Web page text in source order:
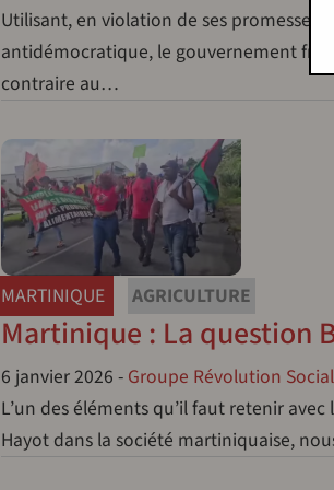
Utilisant, en violation de ses
antidémocratique, le gouvernement
contraire au…
MARTINIQUE AGRICULTURE
Martinique : La question
6 janvier 2026 - Groupe Révolution
L’un des éléments qu’il faut retenir
Hayot dans la société martiniquaise,